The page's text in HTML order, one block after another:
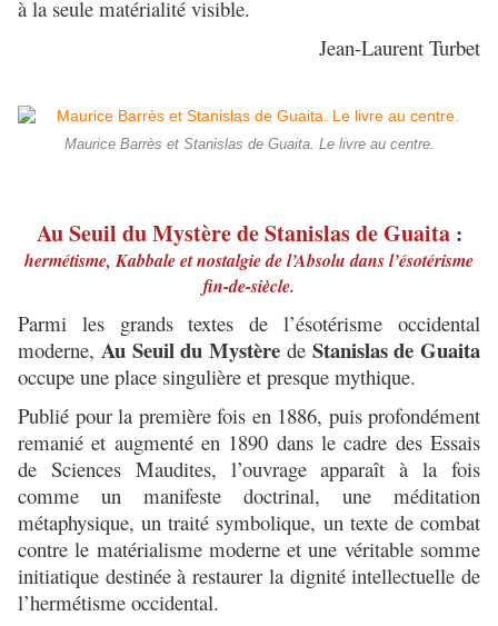
à la seule matérialité visible.
Jean-Laurent Turbet
Maurice Barrès et Stanislas de Guaita. Le livre au centre.
Au Seuil du Mystère de Stanislas de Guaita:
hermétisme, Kabbale et nostalgie de l’Absolu dans l’ésotérisme
fin-de-siècle.
Parmi les grands textes de l’ésotérisme occidental
moderne, Au Seuil du Mystère de Stanislas de Guaita
occupe une place singulière et presque mythique.
Publié pour la première fois en 1886, puis profondément
remanié et augmenté en 1890 dans le cadre des Essais
de Sciences Maudites, l’ouvrage apparaît à la fois
comme un manifeste doctrinal, une méditation
métaphysique, un traité symbolique, un texte de combat
contre le matérialisme moderne et une véritable somme
initiatique destinée à restaurer la dignité intellectuelle de
l’hermétisme occidental.